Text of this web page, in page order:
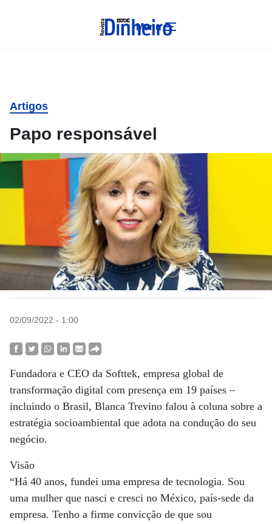
Menu
Artigos
Papo responsável
02/09/2022 - 1:00
Fundadora e CEO da Softtek, empresa global de
transformação digital com presença em 19 países –
incluindo o Brasil, Blanca Trevino falou à coluna sobre a
estratégia socioambiental que adota na condução do seu
negócio.
Visão
“Há 40 anos, fundei uma empresa de tecnologia. Sou
uma mulher que nasci e cresci no México, país-sede da
empresa. Tenho a firme convicção de que sou